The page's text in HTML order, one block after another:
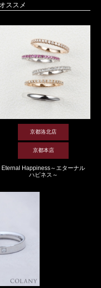
ススメ
京都洛北店
京都本店
Eternal Happiness～エターナル
ハピネス～